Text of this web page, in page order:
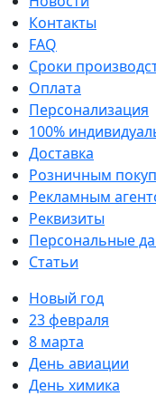
Контакты
FAQ
Сроки
Оплата
Персонализация
100%
Доставка
Розничным
Рекламным
Реквизиты
Персональные
Статьи
Новый год
23 февраля
8 марта
День авиации
День химика